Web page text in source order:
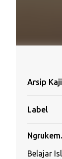
Arsip
Label
Belajar